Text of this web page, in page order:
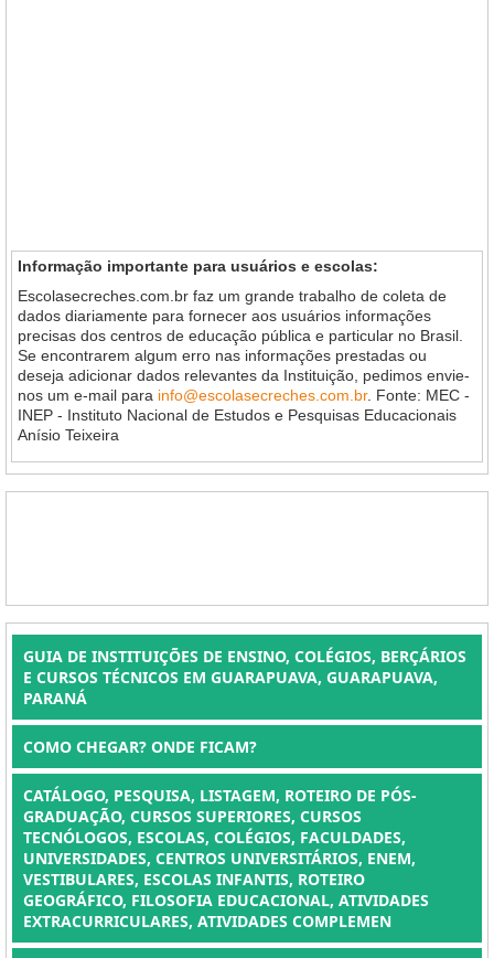
Informação importante para usuários e escolas:
Escolasecreches.com.br faz um grande trabalho de coleta de
dados diariamente para fornecer aos usuários informações
precisas dos centros de educação pública e particular no Brasil.
Se encontrarem algum erro nas informações prestadas ou
deseja adicionar dados relevantes da Instituição, pedimos envie-
nos um e-mail para info@escolasecreches.com.br. Fonte: MEC -
INEP - Instituto Nacional de Estudos e Pesquisas Educacionais
Anísio Teixeira
GUIA DE INSTITUIÇÕES DE ENSINO, COLÉGIOS, BERÇÁRIOS
E CURSOS TÉCNICOS EM GUARAPUAVA, GUARAPUAVA,
PARANÁ
COMO CHEGAR? ONDE FICAM?
CATÁLOGO, PESQUISA, LISTAGEM, ROTEIRO DE PÓS-
GRADUAÇÃO, CURSOS SUPERIORES, CURSOS
TECNÓLOGOS, ESCOLAS, COLÉGIOS, FACULDADES,
UNIVERSIDADES, CENTROS UNIVERSITÁRIOS, ENEM,
VESTIBULARES, ESCOLAS INFANTIS, ROTEIRO
GEOGRÁFICO, FILOSOFIA EDUCACIONAL, ATIVIDADES
EXTRACURRICULARES, ATIVIDADES COMPLEMEN